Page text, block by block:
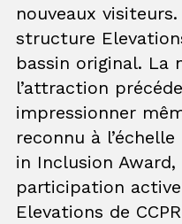
nouveaux
structure
bassin original. La
l’attraction
impressionner
reconnu à
in Inclusion
participation
Elevations de